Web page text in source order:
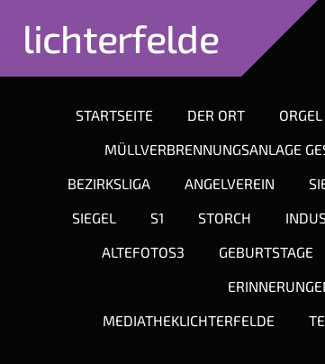
lichterfelde
STARTSEITE DER ORT ORGEL
MÜLLVERBRENNUNGSANLAGE
BEZIRKSLIGA
ANGELVEREIN
SIEGEL
S1 STORCH
ALTEFOTOS3
GEBURTSTAGE
MEDIATHEKLICHTERFELDE